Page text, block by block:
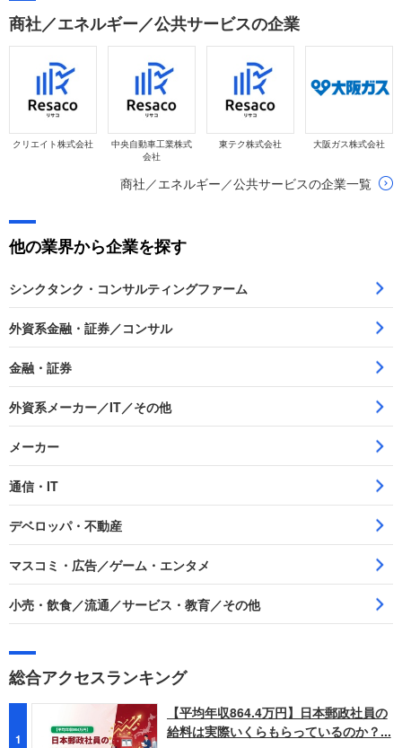
商社／エネルギー／公共サービスの企業
クリエイト株式会社
中央自動車工業株式
会社
東テク株式会社 大阪ガス株式会社
商社／エネルギー／公共サービスの企業一覧
他の業界から企業を探す
シンクタンク・コンサルティングファーム
外資系金融・証券／コンサル
金融・証券
外資系メーカー／IT／その他
メーカー
通信・IT
デベロッパ・不動産
マスコミ・広告／ゲーム・エンタメ
小売・飲食／流通／サービス・教育／その他
総合アクセスランキング
1
【平均年収864.4万円】日本郵政社員の
給料は実際いくらもらっているのか？...